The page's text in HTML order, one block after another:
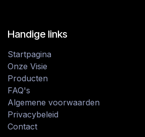
Handige links
Startpagina
Onze Visie
Producten
FAQ's
Algemene voorwaarden
Privacybeleid
Contact